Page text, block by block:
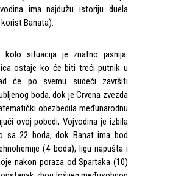
ima najdužu istoriju duela
Banata).
kolo situacija je znatno jasnija.
ostaje ko će biti treći putnik u
će po svemu sudeći završiti
boda, dok je Crvena zvezda
obezbedila međunarodnu
ovoj pobedi, Vojvodina je izbila
sa 22 boda, dok Banat ima bod
(4 boda), ligu napušta i
nakon poraza od Spartaka (10)